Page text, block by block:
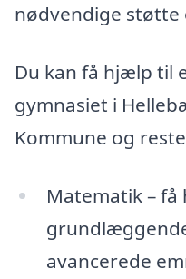
nødvendige støtte
Du kan få hjælp til
gymnasiet i
Kommune og
Matematik –
avancerede